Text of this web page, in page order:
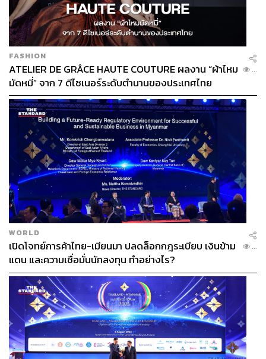
FASHION
ATELIER DE GRÂCE HAUTE COUTURE ผลงาน “ผ้าไหม
มัดหมี่” จาก 7 ดีไซเนอร์ระดับตำนานของประเทศไทย
...
WORLD
เปิดโจทย์การค้าไทย-เมียนมา ปลดล็อกกฎระเบียบ เงินข้าม
แดน และความเชื่อมั่นนักลงทุน ทำอย่างไร?
...